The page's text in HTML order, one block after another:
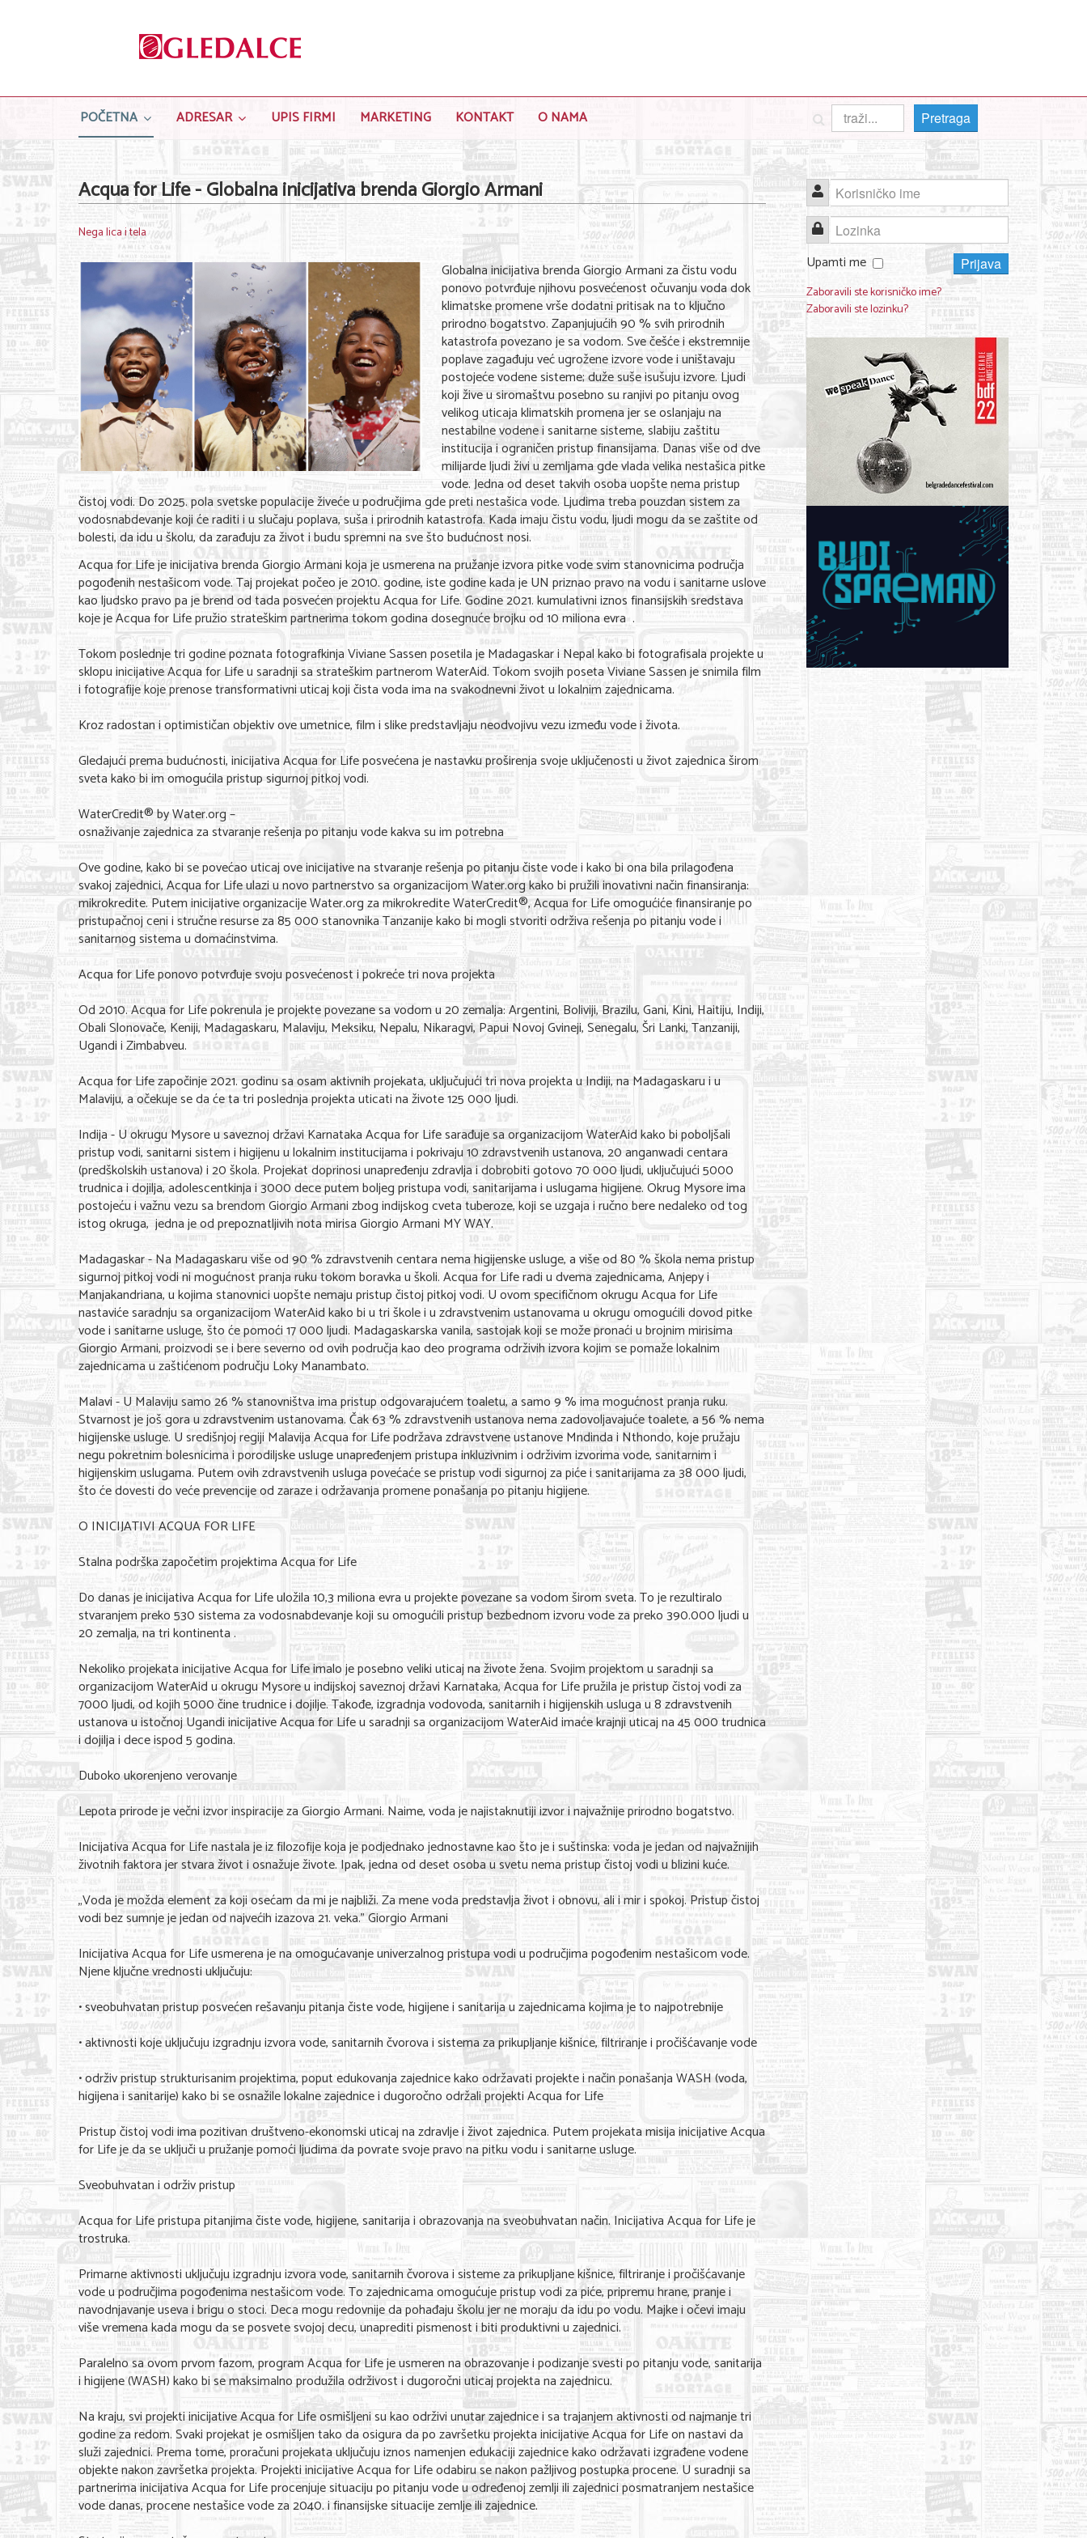
POČETNA ADRESAR UPIS FIRMI MARKETING KONTAKT O NAMA Pretraga
Acqua for Life - Globalna inicijativa brenda Giorgio Armani
Nega lica i tela
Globalna inicijativa brenda Giorgio Armani za čistu vodu
ponovo potvrđuje njihovu posvećenost očuvanju voda dok
klimatske promene vrše dodatni pritisak na to ključno
prirodno bogatstvo. Zapanjujućih 90 % svih prirodnih
katastrofa povezano je sa vodom. Sve češće i ekstremnije
poplave zagađuju već ugrožene izvore vode i uništavaju
postojeće vodene sisteme; duže suše isušuju izvore. Ljudi
koji žive u siromaštvu posebno su ranjivi po pitanju ovog
velikog uticaja klimatskih promena jer se oslanjaju na
nestabilne vodene i sanitarne sisteme, slabiju zaštitu
institucija i ograničen pristup finansijama. Danas više od dve
milijarde ljudi živi u zemljama gde vlada velika nestašica pitke
vode. Jedna od deset takvih osoba uopšte nema pristup
čistoj vodi. Do 2025. pola svetske populacije živeće u područjima gde preti nestašica vode. Ljudima treba pouzdan sistem za
vodosnabdevanje koji će raditi i u slučaju poplava, suša i prirodnih katastrofa. Kada imaju čistu vodu, ljudi mogu da se zaštite od
bolesti, da idu u školu, da zarađuju za život i budu spremni na sve što budućnost nosi.
Acqua for Life je inicijativa brenda Giorgio Armani koja je usmerena na pružanje izvora pitke vode svim stanovnicima područja
pogođenih nestašicom vode. Taj projekat počeo je 2010. godine, iste godine kada je UN priznao pravo na vodu i sanitarne uslove
kao ljudsko pravo pa je brend od tada posvećen projektu Acqua for Life. Godine 2021. kumulativni iznos finansijskih sredstava
koje je Acqua for Life pružio strateškim partnerima tokom godina dosegnuće brojku od 10 miliona evra .
Tokom poslednje tri godine poznata fotografkinja Viviane Sassen posetila je Madagaskar i Nepal kako bi fotografisala projekte u
sklopu inicijative Acqua for Life u saradnji sa strateškim partnerom WaterAid. Tokom svojih poseta Viviane Sassen je snimila film
i fotografije koje prenose transformativni uticaj koji čista voda ima na svakodnevni život u lokalnim zajednicama.
Kroz radostan i optimističan objektiv ove umetnice, film i slike predstavljaju neodvojivu vezu između vode i života.
Gledajući prema budućnosti, inicijativa Acqua for Life posvećena je nastavku proširenja svoje uključenosti u život zajednica širom
sveta kako bi im omogućila pristup sigurnoj pitkoj vodi.
WaterCredit® by Water.org –
osnaživanje zajednica za stvaranje rešenja po pitanju vode kakva su im potrebna
Ove godine, kako bi se povećao uticaj ove inicijative na stvaranje rešenja po pitanju čiste vode i kako bi ona bila prilagođena
svakoj zajednici, Acqua for Life ulazi u novo partnerstvo sa organizacijom Water.org kako bi pružili inovativni način finansiranja:
mikrokredite. Putem inicijative organizacije Water.org za mikrokredite WaterCredit®, Acqua for Life omogućiće finansiranje po
pristupačnoj ceni i stručne resurse za 85 000 stanovnika Tanzanije kako bi mogli stvoriti održiva rešenja po pitanju vode i
sanitarnog sistema u domaćinstvima.
Acqua for Life ponovo potvrđuje svoju posvećenost i pokreće tri nova projekta
Od 2010. Acqua for Life pokrenula je projekte povezane sa vodom u 20 zemalja: Argentini, Boliviji, Brazilu, Gani, Kini, Haitiju, Indiji,
Obali Slonovače, Keniji, Madagaskaru, Malaviju, Meksiku, Nepalu, Nikaragvi, Papui Novoj Gvineji, Senegalu, Šri Lanki, Tanzaniji,
Ugandi i Zimbabveu.
Acqua for Life započinje 2021. godinu sa osam aktivnih projekata, uključujući tri nova projekta u Indiji, na Madagaskaru i u
Malaviju, a očekuje se da će ta tri poslednja projekta uticati na živote 125 000 ljudi.
Indija - U okrugu Mysore u saveznoj državi Karnataka Acqua for Life sarađuje sa organizacijom WaterAid kako bi poboljšali
pristup vodi, sanitarni sistem i higijenu u lokalnim institucijama i pokrivaju 10 zdravstvenih ustanova, 20 anganwadi centara
(predškolskih ustanova) i 20 škola. Projekat doprinosi unapređenju zdravlja i dobrobiti gotovo 70 000 ljudi, uključujući 5000
trudnica i dojilja, adolescentkinja i 3000 dece putem boljeg pristupa vodi, sanitarijama i uslugama higijene. Okrug Mysore ima
postojeću i važnu vezu sa brendom Giorgio Armani zbog indijskog cveta tuberoze, koji se uzgaja i ručno bere nedaleko od tog
istog okruga, jedna je od prepoznatljivih nota mirisa Giorgio Armani MY WAY.
Madagaskar - Na Madagaskaru više od 90 % zdravstvenih centara nema higijenske usluge, a više od 80 % škola nema pristup
sigurnoj pitkoj vodi ni mogućnost pranja ruku tokom boravka u školi. Acqua for Life radi u dvema zajednicama, Anjepy i
Manjakandriana, u kojima stanovnici uopšte nemaju pristup čistoj pitkoj vodi. U ovom specifičnom okrugu Acqua for Life
nastaviće saradnju sa organizacijom WaterAid kako bi u tri škole i u zdravstvenim ustanovama u okrugu omogućili dovod pitke
vode i sanitarne usluge, što će pomoći 17 000 ljudi. Madagaskarska vanila, sastojak koji se može pronaći u brojnim mirisima
Giorgio Armani, proizvodi se i bere severno od ovih područja kao deo programa održivih izvora kojim se pomaže lokalnim
zajednicama u zaštićenom području Loky Manambato.
Malavi - U Malaviju samo 26 % stanovništva ima pristup odgovarajućem toaletu, a samo 9 % ima mogućnost pranja ruku.
Stvarnost je još gora u zdravstvenim ustanovama. Čak 63 % zdravstvenih ustanova nema zadovoljavajuće toalete, a 56 % nema
higijenske usluge. U središnjoj regiji Malavija Acqua for Life podržava zdravstvene ustanove Mndinda i Nthondo, koje pružaju
negu pokretnim bolesnicima i porodiljske usluge unapređenjem pristupa inkluzivnim i održivim izvorima vode, sanitarnim i
higijenskim uslugama. Putem ovih zdravstvenih usluga povećaće se pristup vodi sigurnoj za piće i sanitarijama za 38 000 ljudi,
što će dovesti do veće prevencije od zaraze i održavanja promene ponašanja po pitanju higijene.
O INICIJATIVI ACQUA FOR LIFE
Stalna podrška započetim projektima Acqua for Life
Do danas je inicijativa Acqua for Life uložila 10,3 miliona evra u projekte povezane sa vodom širom sveta. To je rezultiralo
stvaranjem preko 530 sistema za vodosnabdevanje koji su omogućili pristup bezbednom izvoru vode za preko 390.000 ljudi u
20 zemalja, na tri kontinenta .
Nekoliko projekata inicijative Acqua for Life imalo je posebno veliki uticaj na živote žena. Svojim projektom u saradnji sa
organizacijom WaterAid u okrugu Mysore u indijskoj saveznoj državi Karnataka, Acqua for Life pružila je pristup čistoj vodi za
7000 ljudi, od kojih 5000 čine trudnice i dojilje. Takođe, izgradnja vodovoda, sanitarnih i higijenskih usluga u 8 zdravstvenih
ustanova u istočnoj Ugandi inicijative Acqua for Life u saradnji sa organizacijom WaterAid imaće krajnji uticaj na 45 000 trudnica
i dojilja i dece ispod 5 godina.
Duboko ukorenjeno verovanje
Lepota prirode je večni izvor inspiracije za Giorgio Armani. Naime, voda je najistaknutiji izvor i najvažnije prirodno bogatstvo.
Inicijativa Acqua for Life nastala je iz filozofije koja je podjednako jednostavne kao što je i suštinska: voda je jedan od najvažnijih
životnih faktora jer stvara život i osnažuje živote. Ipak, jedna od deset osoba u svetu nema pristup čistoj vodi u blizini kuće.
„Voda je možda element za koji osećam da mi je najbliži. Za mene voda predstavlja život i obnovu, ali i mir i spokoj. Pristup čistoj
vodi bez sumnje je jedan od najvećih izazova 21. veka.” Giorgio Armani
Inicijativa Acqua for Life usmerena je na omogućavanje univerzalnog pristupa vodi u područjima pogođenim nestašicom vode.
Njene ključne vrednosti uključuju:
• sveobuhvatan pristup posvećen rešavanju pitanja čiste vode, higijene i sanitarija u zajednicama kojima je to najpotrebnije
• aktivnosti koje uključuju izgradnju izvora vode, sanitarnih čvorova i sistema za prikupljanje kišnice, filtriranje i pročišćavanje vode
• održiv pristup strukturisanim projektima, poput edukovanja zajednice kako održavati projekte i način ponašanja WASH (voda,
higijena i sanitarije) kako bi se osnažile lokalne zajednice i dugoročno održali projekti Acqua for Life
Pristup čistoj vodi ima pozitivan društveno-ekonomski uticaj na zdravlje i život zajednica. Putem projekata misija inicijative Acqua
for Life je da se uključi u pružanje pomoći ljudima da povrate svoje pravo na pitku vodu i sanitarne usluge.
Sveobuhvatan i održiv pristup
Acqua for Life pristupa pitanjima čiste vode, higijene, sanitarija i obrazovanja na sveobuhvatan način. Inicijativa Acqua for Life je
trostruka.
Primarne aktivnosti uključuju izgradnju izvora vode, sanitarnih čvorova i sisteme za prikupljane kišnice, filtriranje i pročišćavanje
vode u područjima pogođenima nestašicom vode. To zajednicama omogućuje pristup vodi za piće, pripremu hrane, pranje i
navodnjavanje useva i brigu o stoci. Deca mogu redovnije da pohađaju školu jer ne moraju da idu po vodu. Majke i očevi imaju
više vremena kada mogu da se posvete svojoj decu, unaprediti pismenost i biti produktivni u zajednici.
Paralelno sa ovom prvom fazom, program Acqua for Life je usmeren na obrazovanje i podizanje svesti po pitanju vode, sanitarija
i higijene (WASH) kako bi se maksimalno produžila održivost i dugoročni uticaj projekta na zajednicu.
Na kraju, svi projekti inicijative Acqua for Life osmišljeni su kao održivi unutar zajednice i sa trajanjem aktivnosti od najmanje tri
godine za redom. Svaki projekat je osmišljen tako da osigura da po završetku projekta inicijative Acqua for Life on nastavi da
služi zajednici. Prema tome, proračuni projekata uključuju iznos namenjen edukaciji zajednice kako održavati izgrađene vodene
objekte nakon završetka projekta. Projekti inicijative Acqua for Life odabiru se nakon pažljivog postupka procene. U suradnji sa
partnerima inicijativa Acqua for Life procenjuje situaciju po pitanju vode u određenoj zemlji ili zajednici posmatranjem nestašice
vode danas, procene nestašice vode za 2040. i finansijske situacije zemlje ili zajednice.
Korisničko ime
Lozinka
Upamti me
Prijava
Zaboravili ste korisničko ime?
Zaboravili ste lozinku?